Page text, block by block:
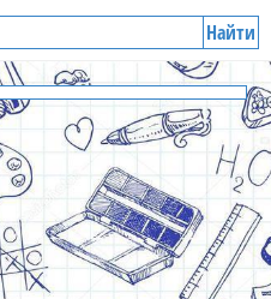
Найти